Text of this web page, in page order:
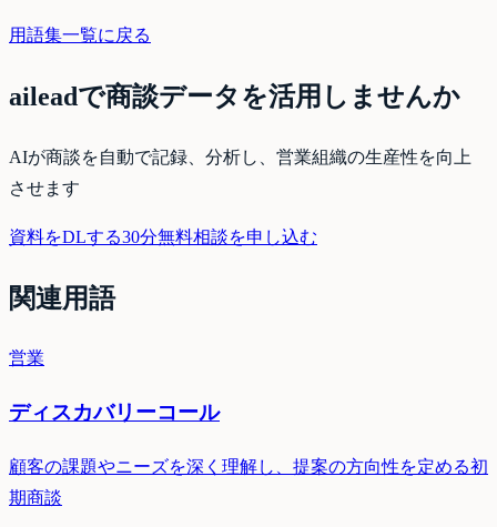
用語集一覧に戻る
aileadで商談データを活用しませんか
AIが商談を自動で記録、分析し、営業組織の生産性を向上
させます
資料をDLする30分無料相談を申し込む
関連用語
営業
ディスカバリーコール
顧客の課題やニーズを深く理解し、提案の方向性を定める初
期商談